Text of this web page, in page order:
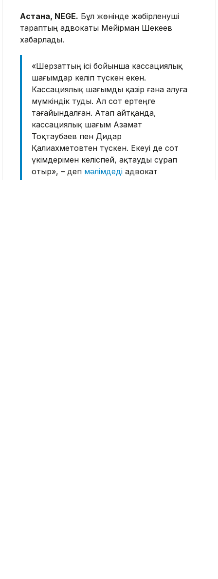
Астана, NEGE. Бұл жөнінде жәбірленуші
тараптың адвокаты Мейірман Шекеев
хабарлады.
«Шерзаттың ісі бойынша кассациялық
шағымдар келіп түскен екен.
Кассациялық шағымды қазір ғана алуға
мүмкіндік туды. Ал сот ертеңге
тағайындалған. Атап айтқанда,
кассациялық шағым Азамат
Тоқтаубаев пен Дидар
Қалиахметовтен түскен. Екеуі де сот
үкімдерімен келіспей, ақтауды сұрап
отыр», – деп мәлімдеді адвокат